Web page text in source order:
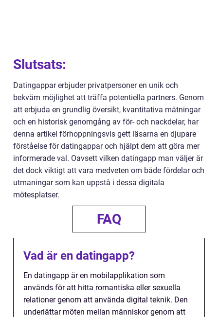
Slutsats:
Datingappar erbjuder privatpersoner en unik och
bekväm möjlighet att träffa potentiella partners. Genom
att erbjuda en grundlig översikt, kvantitativa mätningar
och en historisk genomgång av för- och nackdelar, har
denna artikel förhoppningsvis gett läsarna en djupare
förståelse för datingappar och hjälpt dem att göra mer
informerade val. Oavsett vilken datingapp man väljer är
det dock viktigt att vara medveten om både fördelar och
utmaningar som kan uppstå i dessa digitala
mötesplatser.
FAQ
Vad är en datingapp?
En datingapp är en mobilapplikation som
används för att hitta romantiska eller sexuella
relationer genom att använda digital teknik. Den
underlättar möten mellan människor genom att